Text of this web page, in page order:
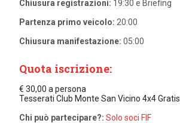
Chiusura registrazioni: 19:30 e Briefing
Partenza primo veicolo: 20:00
Chiusura manifestazione: 05:00
Quota iscrizione:
€ 30,00 a persona
Tesserati Club Monte San Vicino 4x4 Gratis
Chi può partecipare?: Solo soci FIF